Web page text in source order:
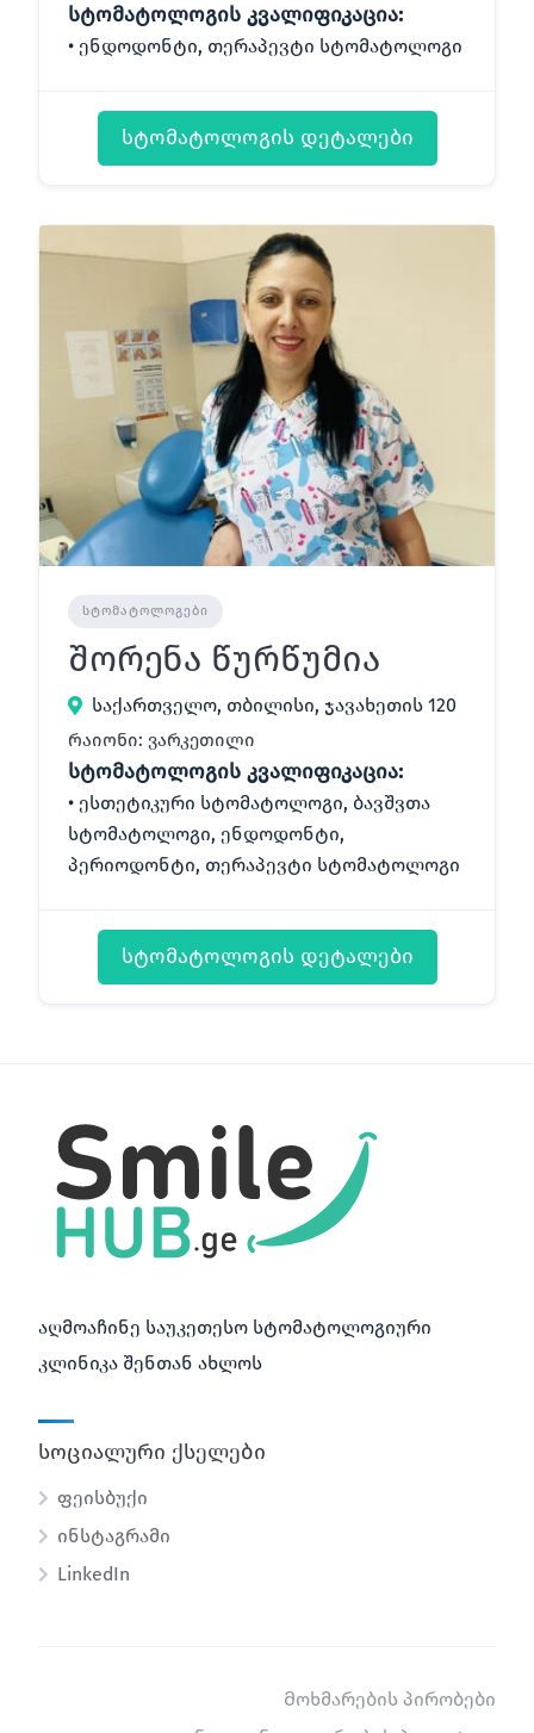
სტომატოლოგის კვალიფიკაცია:
ენდოდონტი, თერაპევტი სტომატოლოგი
სტომატოლოგის დეტალები
ᲡᲢᲝᲛᲐᲢᲝᲚᲝᲒᲔᲑᲘ
შორენა წურწუმია
საქართველო, თბილისი, ჯავახეთის 120
რაიონი: ვარკეთილი
სტომატოლოგის კვალიფიკაცია:
ესთეტიკური სტომატოლოგი, ბავშვთა
სტომატოლოგი, ენდოდონტი,
პერიოდონტი, თერაპევტი სტომატოლოგი
სტომატოლოგის დეტალები
აღმოაჩინე საუკეთესო სტომატოლოგიური
კლინიკა შენთან ახლოს
სოციალური ქსელები
ფეისბუქი
ინსტაგრამი
LinkedIn
Მოხმარების პირობები